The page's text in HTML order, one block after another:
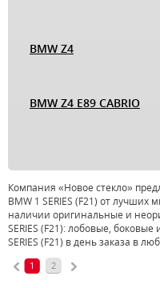
BMW Z4
BMW Z4 E89 CABRIO
Компания «Новое стекло»
BMW 1 SERIES (F21) от лучших
наличии оригинальные и
SERIES (F21): лобовые,
SERIES (F21) в день заказа в
1 2